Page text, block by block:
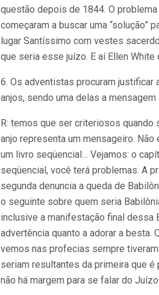
questão depois de 1844. O
começaram a buscar uma “solução”
lugar Santíssimo com vestes
que seria esse juízo. E aí Ellen
6. Os adventistas procuram justificar
anjos, sendo uma delas a
R: temos que ser criteriosos quando
anjo representa um mensageiro.
um livro seqüencial… Vejamos: o
seqüencial, você terá problemas. A
segunda denuncia a queda de
o seguinte sobre quem seria
inclusive a manifestação final dessa
advertência quanto a adorar a besta.
vemos nas profecias sempre
seriam resultantes da primeira que é
não há margem para se falar do